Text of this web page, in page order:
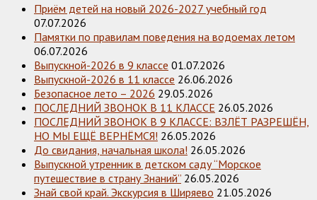
Приём детей на новый 2026-2027 учебный год
07.07.2026
Памятки по правилам поведения на водоемах летом
06.07.2026
Выпускной-2026 в 9 классе 01.07.2026
Выпускной-2026 в 11 классе 26.06.2026
Безопасное лето – 2026 29.05.2026
ПОСЛЕДНИЙ ЗВОНОК В 11 КЛАССЕ 26.05.2026
ПОСЛЕДНИЙ ЗВОНОК В 9 КЛАССЕ: ВЗЛЁТ РАЗРЕШЁН,
НО МЫ ЕЩЁ ВЕРНЁМСЯ! 26.05.2026
До свидания, начальная школа! 26.05.2026
Выпускной утренник в детском саду “Морское
путешествие в страну Знаний” 26.05.2026
Знай свой край. Экскурсия в Ширяево 21.05.2026